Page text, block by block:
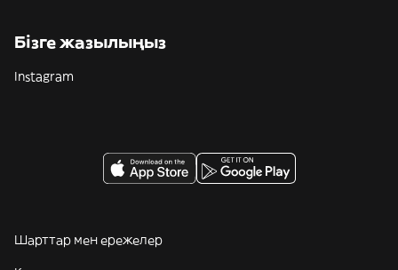
Бізге жазылыңыз
Instagram
Шарттар мен ережелер